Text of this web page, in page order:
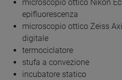
microscopio ottico Nikon
epifluorescenza
microscopio ottico Zeiss
digitale
termociclatore
stufa a convezione
incubatore statico